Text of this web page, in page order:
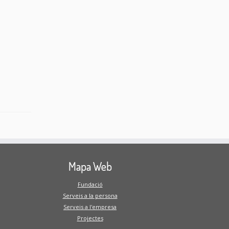
Mapa Web
Fundació
Serveis a la persona
Serveis a l'empresa
Projectes